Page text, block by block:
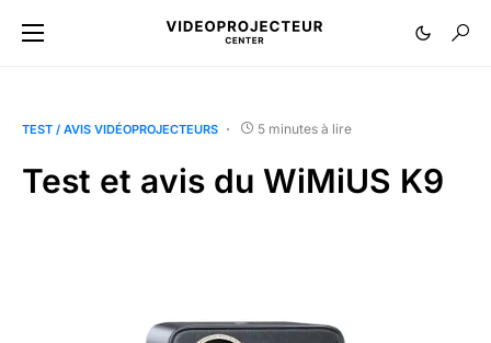
TEST / AVIS VIDÉOPROJECTEURS 5 minutes à lire
Test et avis du WiMiUS K9